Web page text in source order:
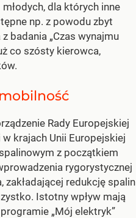
dla których inne
np. z powodu zbyt
badania „Czas wynajmu
co szósty kierowca,
Rady Europejskiej
krajach Unii Europejskiej
z początkiem
rygorystycznej
redukcję spalin
Istotny wpływ mają
„Mój elektryk”